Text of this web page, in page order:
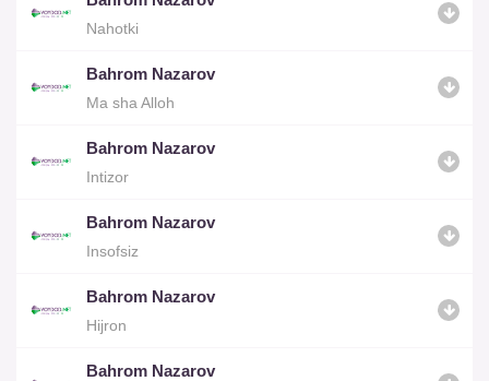
Nahotki
Bahrom Nazarov
Ma sha Alloh
Bahrom Nazarov
Intizor
Bahrom Nazarov
Insofsiz
Bahrom Nazarov
Hijron
Bahrom Nazarov